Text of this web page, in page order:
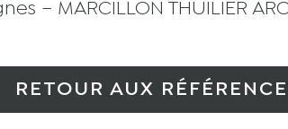
– MARCILLON THUILIER
RETOUR AUX